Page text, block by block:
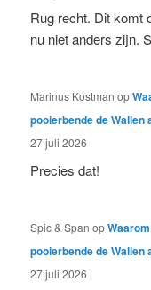
Rug recht. Dit komt
nu niet anders zijn.
Marinus Kostman op
pooierbende de
27 juli 2026
Precies dat!
Spic & Span op
pooierbende de
27 juli 2026